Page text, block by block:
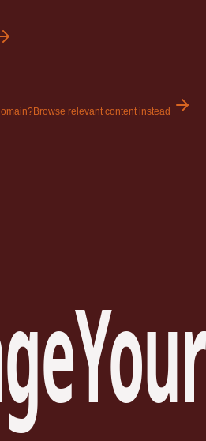
Browse relevant content instead